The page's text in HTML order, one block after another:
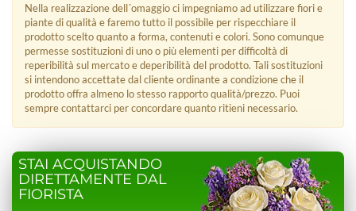
Nella realizzazione dell´omaggio ci impegniamo ad utilizzare fiori e
piante di qualità e faremo tutto il possibile per rispecchiare il
prodotto scelto quanto a forma, contenuti e colori. Sono comunque
permesse sostituzioni di uno o più elementi per difficoltà di
reperibilità sul mercato e deperibilità del prodotto. Tali sostituzioni
si intendono accettate dal cliente ordinante a condizione che il
prodotto offra almeno lo stesso rapporto qualità/prezzo. Puoi
sempre contattarci per concordare quanto ritieni necessario.
STAI ACQUISTANDO
DIRETTAMENTE DAL
FIORISTA